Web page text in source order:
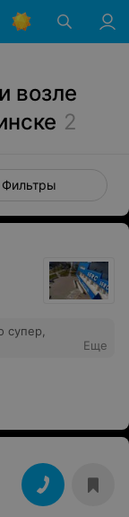
возле
2
Фильтры
супер,
Еще